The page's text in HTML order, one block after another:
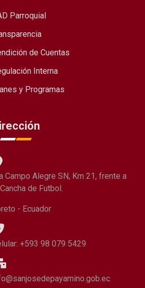
Parroquial
de Cuentas
Interna
y Programas
Campo Alegre SN, Km 21, frente a
de Futbol.
- Ecuador
+593 98 079 5429